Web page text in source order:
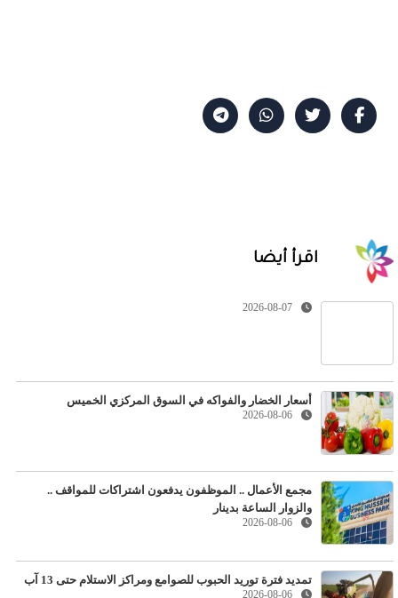
اقرأ أيضا
2026-08-07
أسعار الخضار والفواكه في السوق المركزي الخميس
2026-08-06
مجمع الأعمال .. الموظفون يدفعون اشتراكات للمواقف ..
والزوار الساعة بدينار
2026-08-06
تمديد فترة توريد الحبوب للصوامع ومراكز الاستلام حتى 13 آب
2026-08-06